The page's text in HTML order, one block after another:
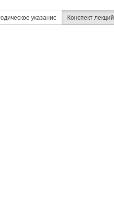
указание Конспект лекций